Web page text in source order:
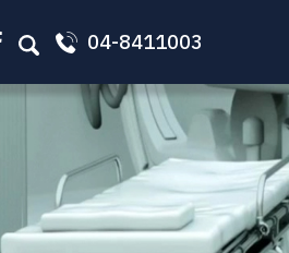
04-8411003